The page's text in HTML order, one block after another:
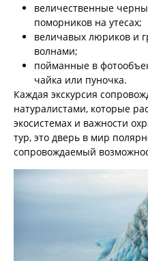
величественные
поморников на утесах;
величавых люриков и
волнами;
пойманные в
чайка или пуночка.
Каждая экскурсия
натуралистами, которые
экосистемах и важности
тур, это дверь в мир
сопровождаемый